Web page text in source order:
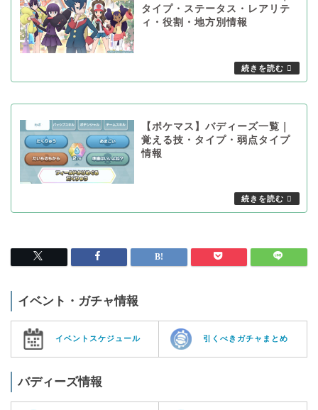
タイプ・ステータス・レアリテ
ィ・役割・地方別情報
【ポケマス】バディーズ一覧｜
覚える技・タイプ・弱点タイプ
情報
イベント・ガチャ情報
イベントスケジュール 引くべきガチャまとめ
バディーズ情報